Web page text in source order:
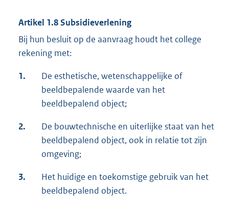
Artikel 1.8 Subsidieverlening
Bij hun besluit op de aanvraag houdt het college
rekening met:
1.
De esthetische, wetenschappelijke of
beeldbepalende waarde van het
beeldbepalend object;
2.
De bouwtechnische en uiterlijke staat van het
beeldbepalend object, ook in relatie tot zijn
omgeving;
3.
Het huidige en toekomstige gebruik van het
beeldbepalend object.